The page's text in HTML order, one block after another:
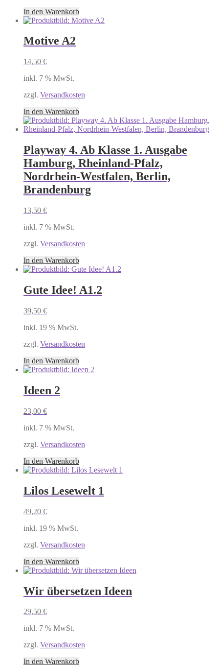
In den Warenkorb
Motive A2
14,50 €
inkl. 7 % MwSt.
zzgl. Versandkosten
In den Warenkorb
Playway 4. Ab Klasse 1. Ausgabe
Hamburg, Rheinland-Pfalz,
Nordrhein-Westfalen, Berlin,
Brandenburg
13,50 €
inkl. 7 % MwSt.
zzgl. Versandkosten
In den Warenkorb
Gute Idee! A1.2
39,50 €
inkl. 19 % MwSt.
zzgl. Versandkosten
In den Warenkorb
Ideen 2
23,00 €
inkl. 7 % MwSt.
zzgl. Versandkosten
In den Warenkorb
Lilos Lesewelt 1
49,20 €
inkl. 19 % MwSt.
zzgl. Versandkosten
In den Warenkorb
Wir übersetzen Ideen
29,50 €
inkl. 7 % MwSt.
zzgl. Versandkosten
In den Warenkorb